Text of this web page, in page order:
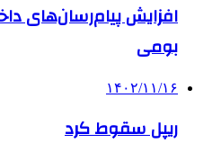
افزایش پیام‌رسان‌های
بومی
۱۴۰۲/۱۱/۱۶
ریپل سقوط کرد